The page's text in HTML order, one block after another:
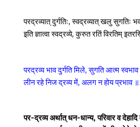
परद्रव्यात्दुर्गतिः,स्वद्रव्यात्खलुसुगतिः
इतिज्ञात्वास्वद्रव्ये,कुरुतरतिंविरतिम्
परद्रव्यभावदुर्गतिमिले,सुगतिआत्म
लीनरहेनिजद्रव्यमें, अलगनहोयप्रभाव ॥
पर-द्रव्य अर्थात् धन-धान्य, परिवार व